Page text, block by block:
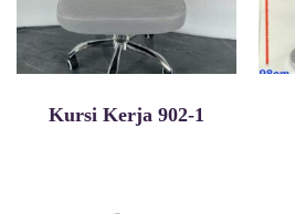
Kursi Kerja 902-1